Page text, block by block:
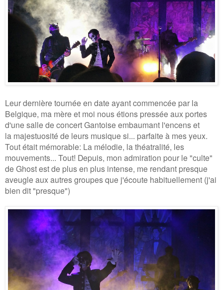
Leur dernière tournée en date ayant commencée par la
Belgique, ma mère et moi nous étions pressée aux portes
d'une salle de concert Gantoise embaumant l'encens et
la majestuosité de leurs musique si... parfaite à mes yeux.
Tout était mémorable: La mélodie, la théatralité, les
mouvements... Tout! Depuis, mon admiration pour le "culte"
de Ghost est de plus en plus intense, me rendant presque
aveugle aux autres groupes que j'écoute habituellement (j'ai
bien dit"presque")